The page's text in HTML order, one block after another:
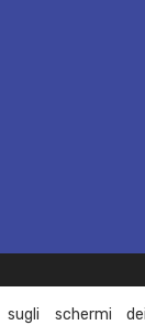
sugli schermi